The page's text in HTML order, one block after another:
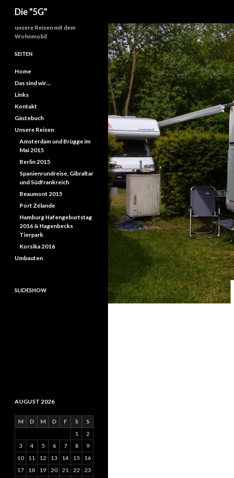
Zum
Inhalt
springen
Die "5G"
unsere Reisen mit dem
Wohnmobil
SEITEN
Home
Das sind wir…
Links
Kontakt
Gästebuch
Unsere Reisen
Amsterdam und Brügge im
Mai 2015
Berlin 2015
Spanienrundreise, Gibraltar
und Südfrankreich
Beaumont 2015
Port Zélande
Hamburg Hafengeburtstag
2016 & Hagenbecks
Tierpark
Korsika 2016
Umbauten
SLIDESHOW
AUGUST 2026
M D M D F S
S
1
2
3
4 5 6 7 8
9
10
11 12 13 14 15
16
17
18 19 20 21 22 23